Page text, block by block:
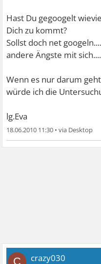
Hast Du gegoogelt
Dich zu kommt?
Sollst doch net
andere Ängste mit sich....
Wenn es nur darum
würde ich die
lg.Eva
18.06.2010 11:30 •
C crazy030